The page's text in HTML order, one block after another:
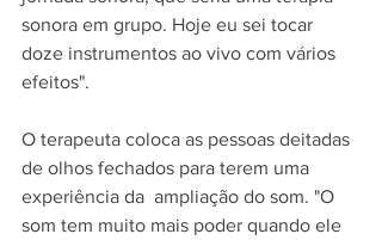
sonora em grupo. Hoje eu sei tocar
doze instrumentos ao vivo com vários
efeitos".
O terapeuta coloca as pessoas deitadas
de olhos fechados para terem uma
experiência da  ampliação do som. "O
som tem muito mais poder quando ele